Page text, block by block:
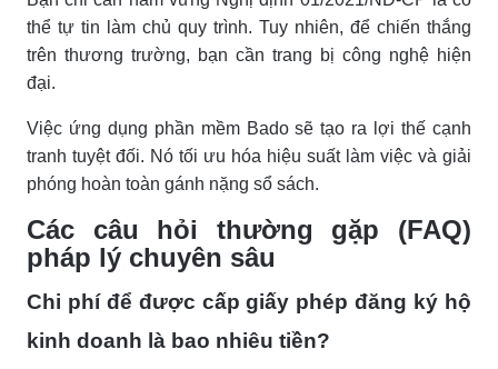
thể tự tin làm chủ quy trình. Tuy nhiên, để chiến thắng
trên thương trường, bạn cần trang bị công nghệ hiện
đại.
Việc ứng dụng phần mềm Bado sẽ tạo ra lợi thế cạnh
tranh tuyệt đối. Nó tối ưu hóa hiệu suất làm việc và giải
phóng hoàn toàn gánh nặng sổ sách.
Các câu hỏi thường gặp (FAQ)
pháp lý chuyên sâu
Chi phí để được cấp giấy phép đăng ký hộ
kinh doanh là bao nhiêu tiền?